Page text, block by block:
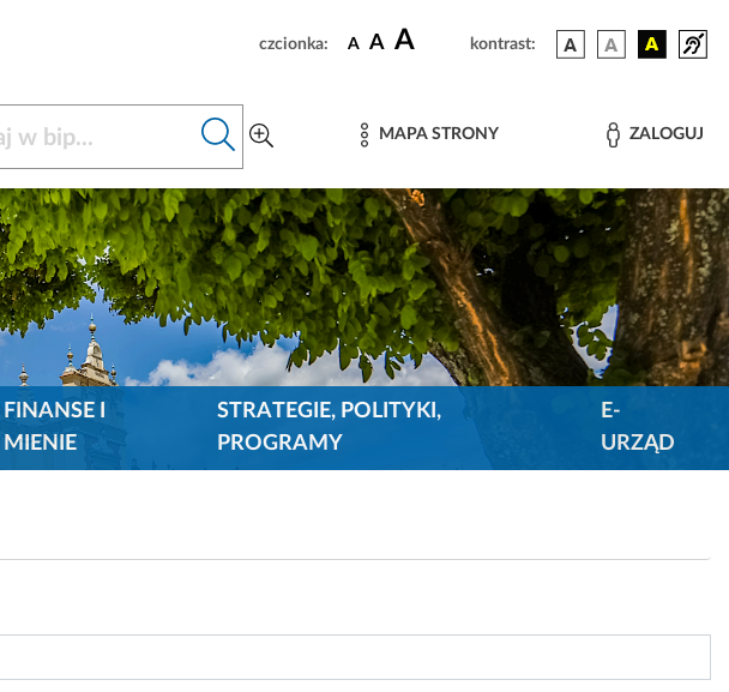
czcionka: A A A kontrast:
MAPA STRONY ZALOGUJ
FINANSE I
MIENIE
STRATEGIE, POLITYKI,
PROGRAMY
E-
URZĄD